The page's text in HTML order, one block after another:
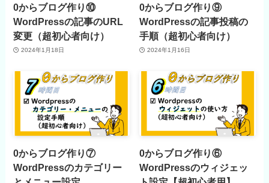
0からブログ作り⑩
WordPressの記事のURL
変更（超初心者向け）
2024年1月18日
0からブログ作り⑨
WordPressの記事投稿の
手順（超初心者向け）
2024年1月16日
0からブログ作り⑦
WordPressのカテゴリー
0からブログ作り⑥
WordPressのウィジェッ